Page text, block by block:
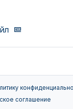
соглашение